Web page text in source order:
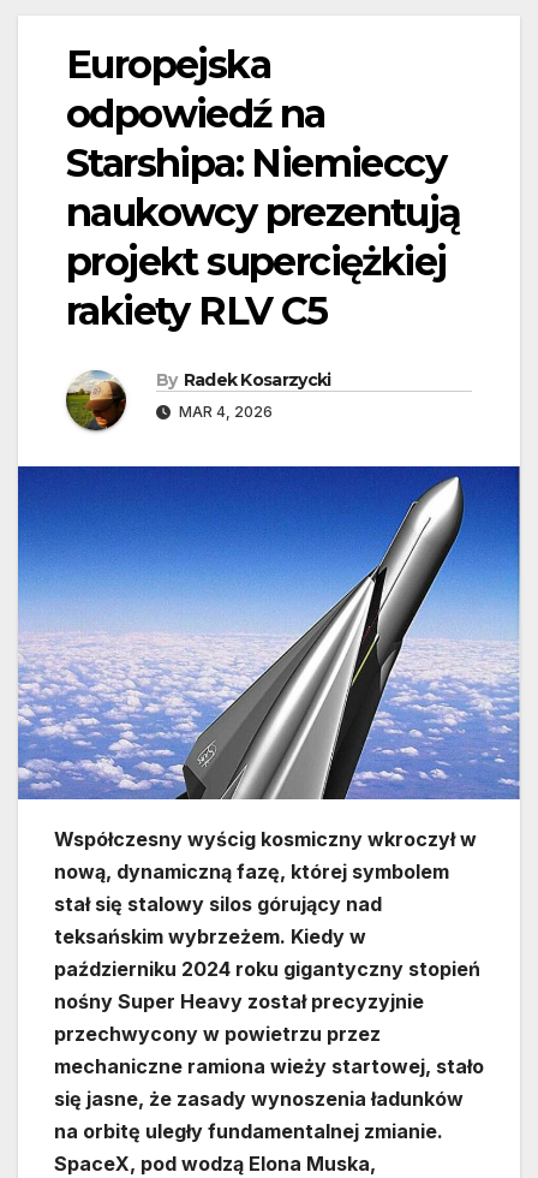
Europejska
odpowiedź na
Starshipa: Niemieccy
naukowcy prezentują
projekt superciężkiej
rakiety RLV C5
By Radek Kosarzycki
MAR 4, 2026
Współczesny wyścig kosmiczny wkroczył w
nową, dynamiczną fazę, której symbolem
stał się stalowy silos górujący nad
teksańskim wybrzeżem. Kiedy w
październiku 2024 roku gigantyczny stopień
nośny Super Heavy został precyzyjnie
przechwycony w powietrzu przez
mechaniczne ramiona wieży startowej, stało
się jasne, że zasady wynoszenia ładunków
na orbitę uległy fundamentalnej zmianie.
SpaceX, pod wodzą Elona Muska,